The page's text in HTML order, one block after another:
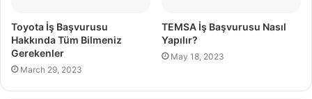
Toyota İş Başvurusu
Hakkında Tüm Bilmeniz
Gerekenler
March 29, 2023
TEMSA İş Başvurusu Nasıl
Yapılır?
May 18, 2023